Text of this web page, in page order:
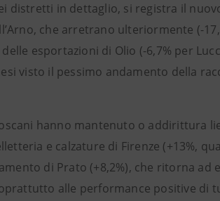
distretti in dettaglio, si registra il
che arretrano ulteriormente (-
esportazioni di Olio (-6,7% per
visto il pessimo andamento della
hanno mantenuto o addirittura
e calzature di Firenze (+13%,
di Prato (+8,2%), che ritorna
alle performance positive di